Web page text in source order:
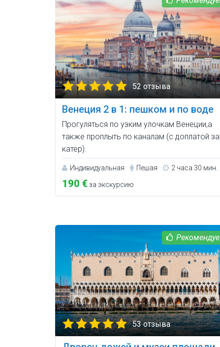
52 отзыва
Венеция 2 в 1: пешком и по воде
Прогуляться по узким улочкам Венеции,а
также проплыть по каналам (с доплатой за
катер).
Индивидуальная Пешая 2 часа 30 мин.
190 €за экскурсию
53 отзыва